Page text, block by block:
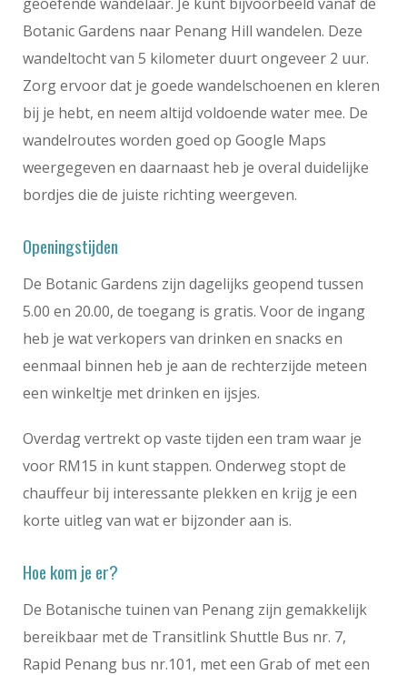
Botanic Gardens naar Penang Hill wandelen. Deze
wandeltocht van 5 kilometer duurt ongeveer 2 uur.
Zorg ervoor dat je goede wandelschoenen en kleren
bij je hebt, en neem altijd voldoende water mee. De
wandelroutes worden goed op Google Maps
weergegeven en daarnaast heb je overal duidelijke
bordjes die de juiste richting weergeven.
Openingstijden
De Botanic Gardens zijn dagelijks geopend tussen
5.00 en 20.00, de toegang is gratis. Voor de ingang
heb je wat verkopers van drinken en snacks en
eenmaal binnen heb je aan de rechterzijde meteen
een winkeltje met drinken en ijsjes.
Overdag vertrekt op vaste tijden een tram waar je
voor RM15 in kunt stappen. Onderweg stopt de
chauffeur bij interessante plekken en krijg je een
korte uitleg van wat er bijzonder aan is.
Hoe kom je er?
De Botanische tuinen van Penang zijn gemakkelijk
bereikbaar met de Transitlink Shuttle Bus nr. 7,
Rapid Penang bus nr.101, met een Grab of met een